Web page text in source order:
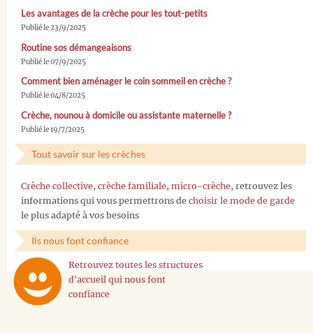
Les avantages de la crèche pour les tout-petits
Publié le 23/9/2025
Routine sos démangeaisons
Publié le 07/9/2025
Comment bien aménager le coin sommeil en crèche ?
Publié le 04/8/2025
Crèche, nounou à domicile ou assistante maternelle ?
Publié le 19/7/2025
Tout savoir sur les crèches
Crèche collective, crèche familiale, micro-crèche, retrouvez les
informations qui vous permettrons de choisir le mode de garde
le plus adapté à vos besoins
Ils nous font confiance
Retrouvez toutes les structures
d'accueil qui nous font
confiance